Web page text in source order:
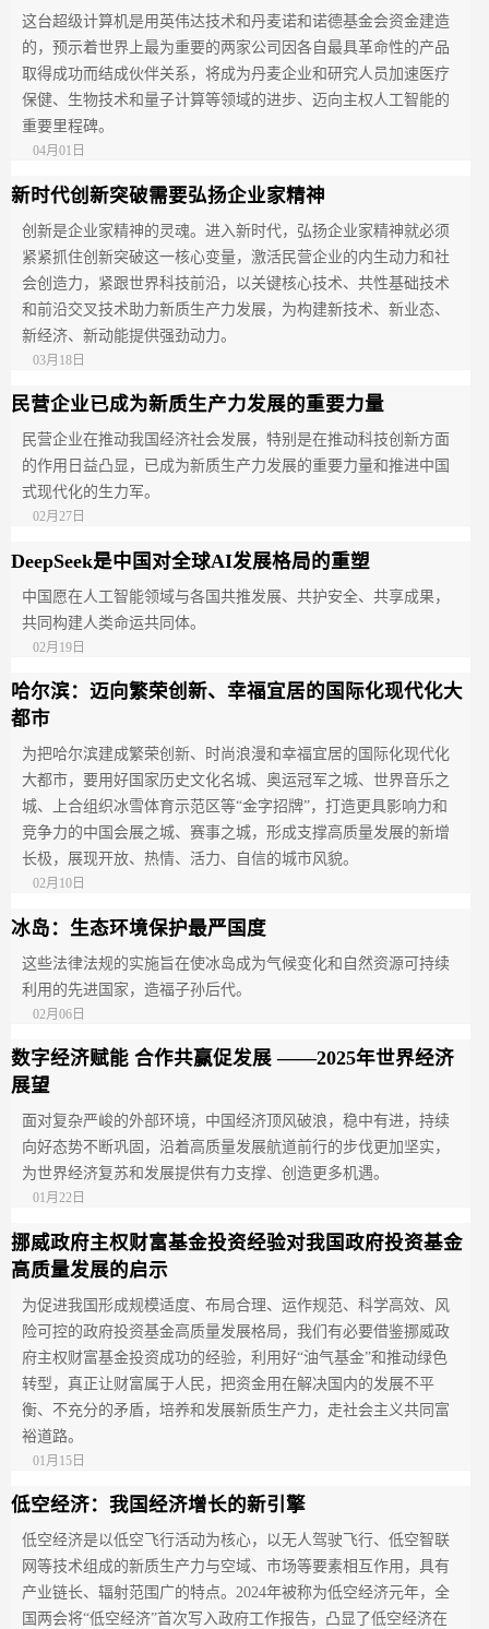
这台超级计算机是用英伟达技术和丹麦诺和诺德基金会资金建造
的，预示着世界上最为重要的两家公司因各自最具革命性的产品
取得成功而结成伙伴关系，将成为丹麦企业和研究人员加速医疗
保健、生物技术和量子计算等领域的进步、迈向主权人工智能的
重要里程碑。
04月01日
新时代创新突破需要弘扬企业家精神
创新是企业家精神的灵魂。进入新时代，弘扬企业家精神就必须
紧紧抓住创新突破这一核心变量，激活民营企业的内生动力和社
会创造力，紧跟世界科技前沿，以关键核心技术、共性基础技术
和前沿交叉技术助力新质生产力发展，为构建新技术、新业态、
新经济、新动能提供强劲动力。
03月18日
民营企业已成为新质生产力发展的重要力量
民营企业在推动我国经济社会发展，特别是在推动科技创新方面
的作用日益凸显，已成为新质生产力发展的重要力量和推进中国
式现代化的生力军。
02月27日
DeepSeek是中国对全球AI发展格局的重塑
中国愿在人工智能领域与各国共推发展、共护安全、共享成果，
共同构建人类命运共同体。
02月19日
哈尔滨：迈向繁荣创新、幸福宜居的国际化现代化大
都市
为把哈尔滨建成繁荣创新、时尚浪漫和幸福宜居的国际化现代化
大都市，要用好国家历史文化名城、奥运冠军之城、世界音乐之
城、上合组织冰雪体育示范区等“金字招牌”，打造更具影响力和
竞争力的中国会展之城、赛事之城，形成支撑高质量发展的新增
长极，展现开放、热情、活力、自信的城市风貌。
02月10日
冰岛：生态环境保护最严国度
这些法律法规的实施旨在使冰岛成为气候变化和自然资源可持续
利用的先进国家，造福子孙后代‌。
02月06日
数字经济赋能 合作共赢促发展 ——2025年世界经济
展望
面对复杂严峻的外部环境，中国经济顶风破浪，稳中有进，持续
向好态势不断巩固，沿着高质量发展航道前行的步伐更加坚实，
为世界经济复苏和发展提供有力支撑、创造更多机遇。
01月22日
挪威政府主权财富基金投资经验对我国政府投资基金
高质量发展的启示
为促进我国形成规模适度、布局合理、运作规范、科学高效、风
险可控的政府投资基金高质量发展格局，我们有必要借鉴挪威政
府主权财富基金投资成功的经验，利用好“油气基金”和推动绿色
转型，真正让财富属于人民，把资金用在解决国内的发展不平
衡、不充分的矛盾，培养和发展新质生产力，走社会主义共同富
裕道路。
01月15日
低空经济：我国经济增长的新引擎
低空经济是以低空飞行活动为核心，以无人驾驶飞行、低空智联
网等技术组成的新质生产力与空域、市场等要素相互作用，具有
产业链长、辐射范围广的特点。2024年被称为低空经济元年，全
国两会将“低空经济”首次写入政府工作报告，凸显了低空经济在